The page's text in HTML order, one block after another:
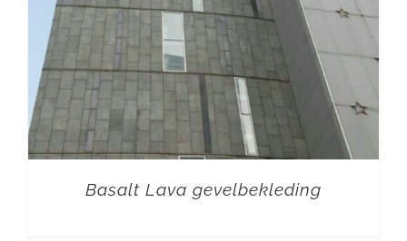
Basalt Lava gevelbekleding